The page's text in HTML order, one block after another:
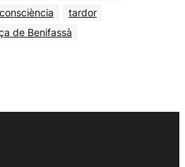
tardor
de Benifassà